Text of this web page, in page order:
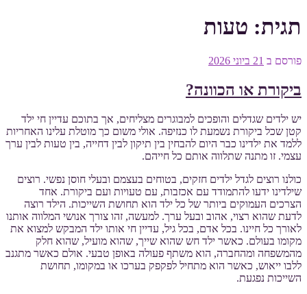
תגית: טעות
פורסם ב 21 ביוני 2026
ביקורת או הכוונה?
יש ילדים שגדלים והופכים למבוגרים מצליחים, אך בתוכם עדיין חי ילד
קטן שכל ביקורת נשמעת לו כנזיפה. אולי משום כך מוטלת עלינו האחריות
ללמד את ילדינו כבר היום להבחין בין תיקון לבין דחייה, בין טעות לבין ערך
עצמי. זו מתנה שתלווה אותם כל חייהם.
כולנו רוצים לגדל ילדים חזקים, בטוחים בעצמם ובעלי חוסן נפשי. רוצים
שילדינו ידעו להתמודד עם אכזבות, עם טעויות ועם ביקורת. אחד
הצרכים העמוקים ביותר של כל ילד הוא תחושת השייכות. הילד רוצה
לדעת שהוא רצוי, אהוב ובעל ערך. למעשה, זהו צורך אנושי המלווה אותנו
לאורך כל חיינו. בכל אדם, בכל גיל, עדיין חי אותו ילד המבקש למצוא את
מקומו בעולם. כאשר ילד חש שהוא שייך, שהוא מועיל, שהוא חלק
מהמשפחה ומהחברה, הוא משתף פעולה באופן טבעי. אולם כאשר מתגנב
ללבו ייאוש, כאשר הוא מתחיל לפקפק בערכו או במקומו, תחושת
השייכות נפגעת.